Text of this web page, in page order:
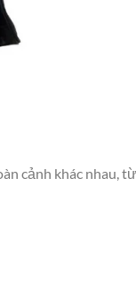
cảnh khác nhau,